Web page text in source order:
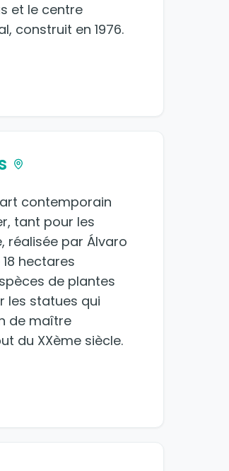
et le centre
construit en 1976.
contemporain
tant pour les
réalisée par Álvaro
hectares
de plantes
les statues qui
de maître
du XXème siècle.